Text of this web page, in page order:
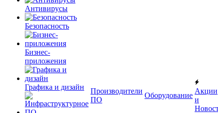
Антивирусы
Безопасность
Бизнес-
приложения
Графика и дизайн
Производители
ПО
Оборудование
Акции
и